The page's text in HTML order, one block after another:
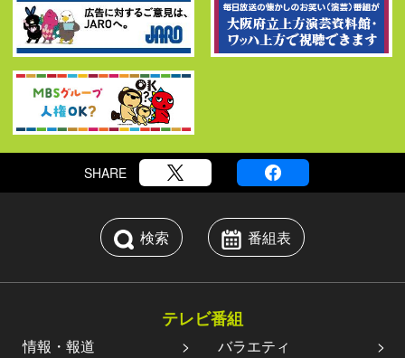
SHARE
検索 番組表
テレビ番組
情報・報道
バラエティ